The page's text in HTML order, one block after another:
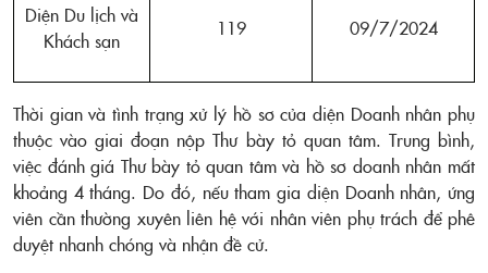
Diện Du lịch và
Khách sạn
119 09/7/2024
Thời gian và tình trạng xử lý hồ sơ của diện Doanh nhân phụ
thuộc vào giai đoạn nộp Thư bày tỏ quan tâm. Trung bình,
việc đánh giá Thư bày tỏ quan tâm và hồ sơ doanh nhân mất
khoảng 4 tháng. Do đó, nếu tham gia diện Doanh nhân, ứng
viên cần thường xuyên liên hệ với nhân viên phụ trách để phê
duyệt nhanh chóng và nhận đề cử.